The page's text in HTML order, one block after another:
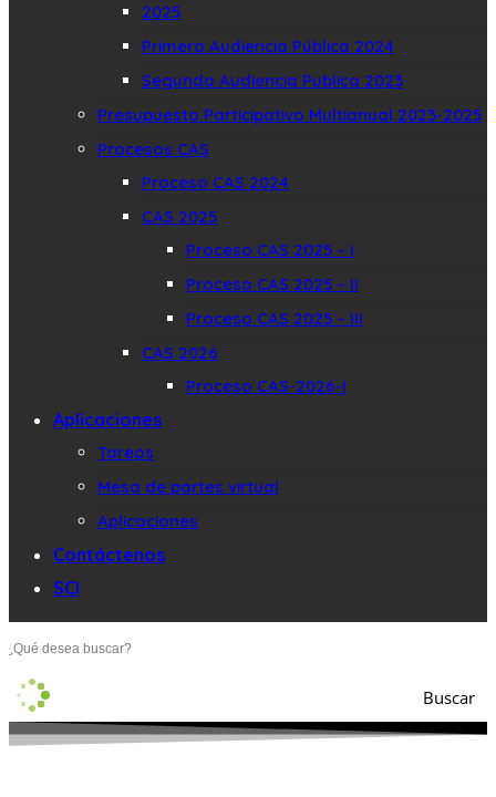
2025
Primera Audiencia Pública 2024
Segunda Audiencia Publica 2023
Presupuesto Participativo Multianual 2023-2025
Procesos CAS
Proceso CAS 2024
CAS 2025
Proceso CAS 2025 – I
Proceso CAS 2025 – II
Proceso CAS 2025 – III
CAS 2026
Proceso CAS-2026-I
Aplicaciones
Tareos
Mesa de partes virtual
Aplicaciones
Contáctenos
SCI
Buscar